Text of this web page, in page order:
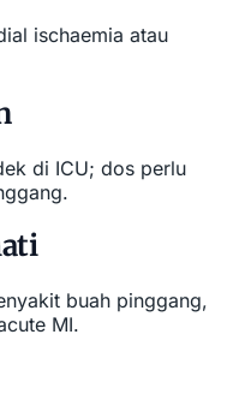
ischaemia atau
di ICU; dos perlu
buah pinggang,
MI.